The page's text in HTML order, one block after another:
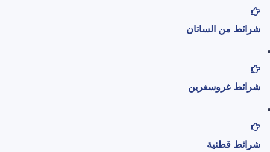
شرائط من الساتان
شرائط غروسغرين
شرائط قطنية